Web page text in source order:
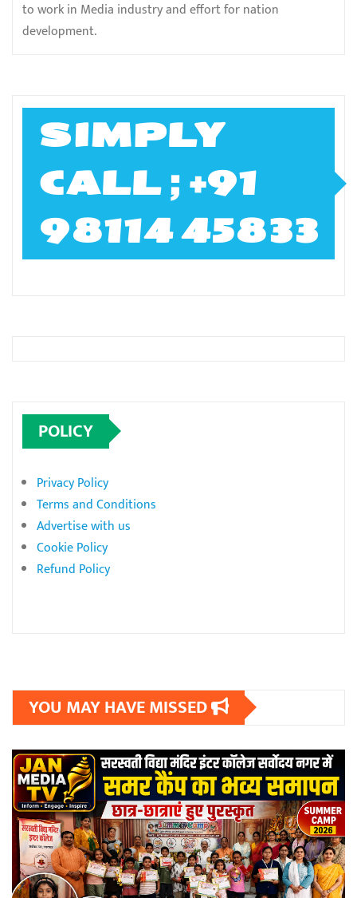
to work in Media industry and effort for nation
development.
SIMPLY
CALL ; +91
98114 45833
POLICY
Privacy Policy
Terms and Conditions
Advertise with us
Cookie Policy
Refund Policy
YOU MAY HAVE MISSED